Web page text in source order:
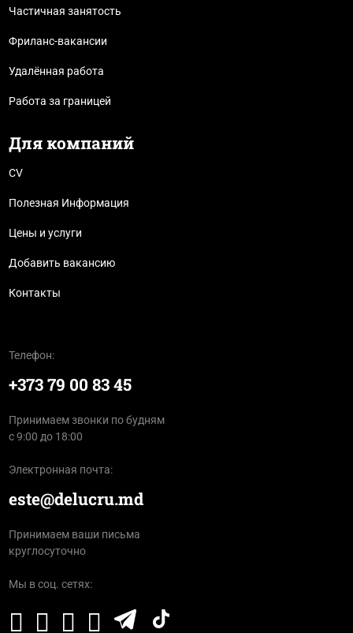
Частичная занятость
Фриланс-вакансии
Удалённая работа
Работа за границей
Для компаний
CV
Полезная Информация
Цены и услуги
Добавить вакансию
Контакты
Телефон:
+373 79 00 83 45
Принимаем звонки по будням
с 9:00 до 18:00
Электронная почта:
este@delucru.md
Принимаем ваши письма
круглосуточно
Мы в соц. сетях: